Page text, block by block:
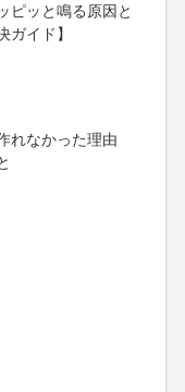
ピッと鳴る原因と
ガイド】
れなかった理由